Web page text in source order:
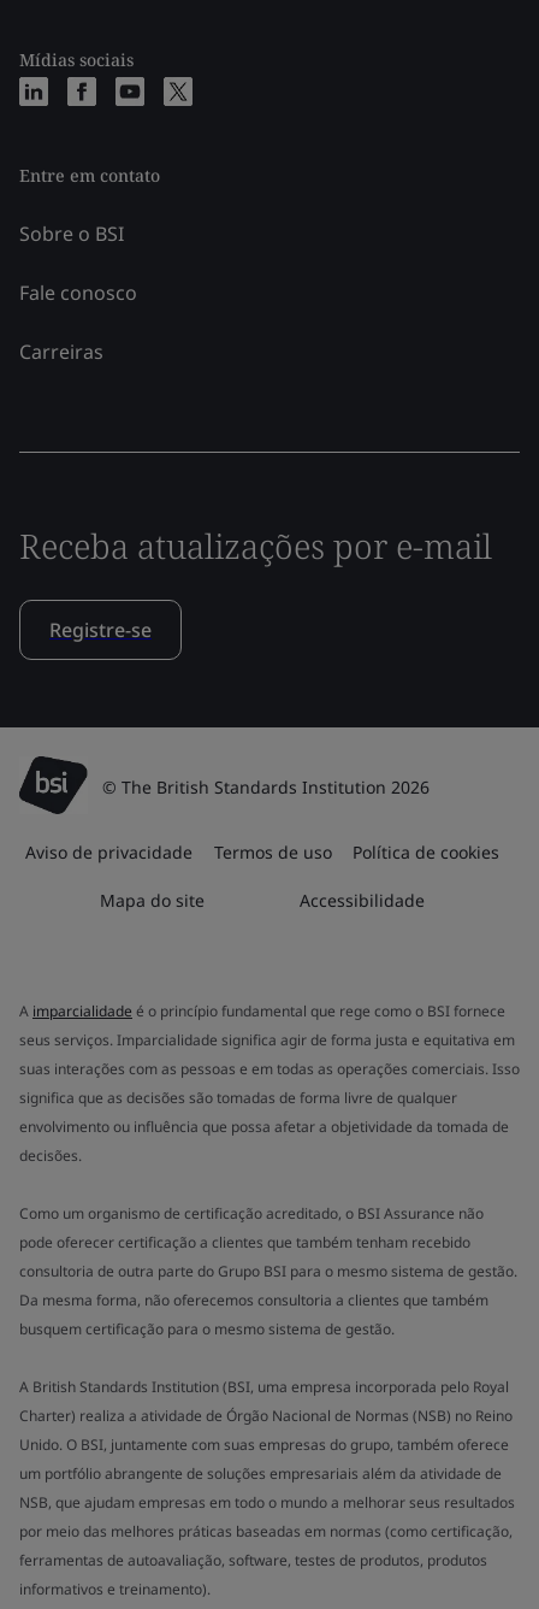
Mídias sociais
Entre em contato
Sobre o BSI
Fale conosco
Carreiras
Receba atualizações por e-mail
Registre-se
© The British Standards Institution 2026
Aviso de privacidade Termos de uso Política de cookies
Mapa do site Accessibilidade
A imparcialidade é o princípio fundamental que rege como o BSI fornece
seus serviços. Imparcialidade significa agir de forma justa e equitativa em
suas interações com as pessoas e em todas as operações comerciais. Isso
significa que as decisões são tomadas de forma livre de qualquer
envolvimento ou influência que possa afetar a objetividade da tomada de
decisões.
Como um organismo de certificação acreditado, o BSI Assurance não
pode oferecer certificação a clientes que também tenham recebido
consultoria de outra parte do Grupo BSI para o mesmo sistema de gestão.
Da mesma forma, não oferecemos consultoria a clientes que também
busquem certificação para o mesmo sistema de gestão.
A British Standards Institution (BSI, uma empresa incorporada pelo Royal
Charter) realiza a atividade de Órgão Nacional de Normas (NSB) no Reino
Unido. O BSI, juntamente com suas empresas do grupo, também oferece
um portfólio abrangente de soluções empresariais além da atividade de
NSB, que ajudam empresas em todo o mundo a melhorar seus resultados
por meio das melhores práticas baseadas em normas (como certificação,
ferramentas de autoavaliação, software, testes de produtos, produtos
informativos e treinamento).